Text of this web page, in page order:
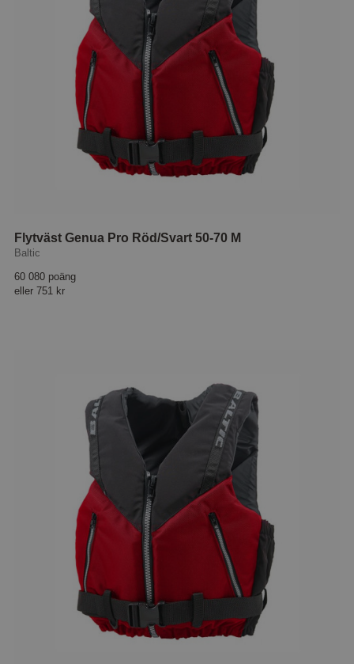
Flytväst Genua Pro Röd/Svart 50-70 M
Baltic
60 080 poäng
eller 751 kr